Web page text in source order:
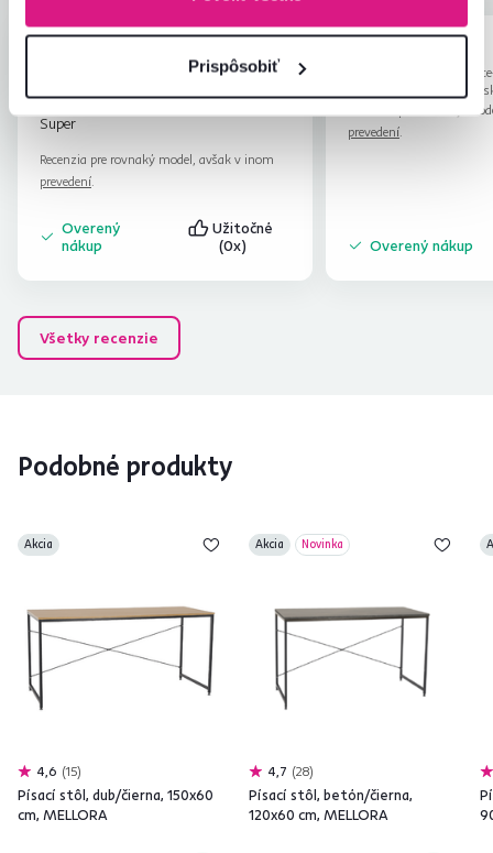
Prispôsobiť
11.12.2023, Bardejov,
Super
Recenzia pre rovnaký model, avšak v inom
prevedení.
Overený
nákup
Užitočné
(0x)
7.2.2024,
Mesto,
Recenzia pre rovnaký
prevedení.
Overený nákup
Všetky recenzie
Podobné produkty
Akcia
4,6 15
Písací stôl, dub/čierna, 150x60
cm, MELLORA
Akcia Novinka
4,7 28
Písací stôl, betón/čierna,
120x60 cm, MELLORA